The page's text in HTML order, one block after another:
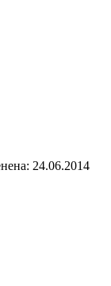
24.06.2014